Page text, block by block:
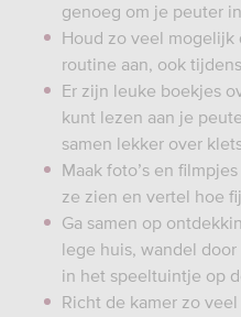
genoeg om je peuter
Houd zo veel
routine aan, ook
Er zijn leuke boekjes
kunt lezen aan je
samen lekker over
Maak foto’s en
ze zien en vertel hoe
Ga samen op
lege huis, wandel
in het speeltuintje op
Richt de kamer zo